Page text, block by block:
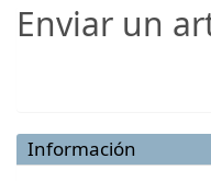
Enviar un
Información